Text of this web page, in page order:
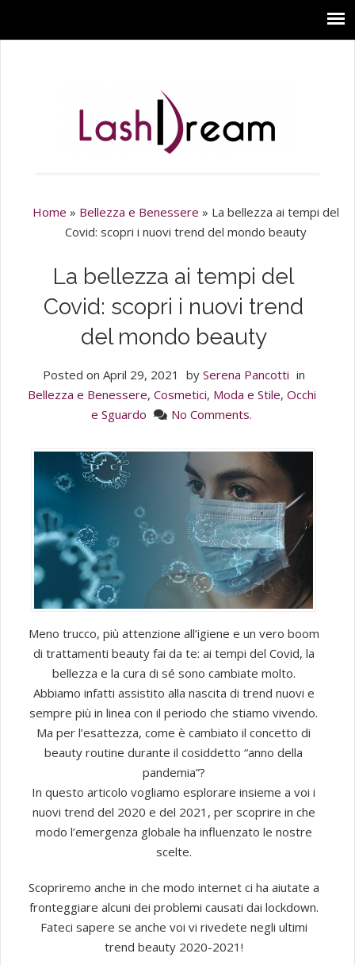
Home » Bellezza e Benessere » La bellezza ai tempi del
Covid: scopri i nuovi trend del mondo beauty
La bellezza ai tempi del
Covid: scopri i nuovi trend
del mondo beauty
Posted on April 29, 2021 by Serena Pancotti in
Bellezza e Benessere, Cosmetici, Moda e Stile, Occhi
e Sguardo
No Comments.
Meno trucco, più attenzione all’igiene e un vero boom
di trattamenti beauty fai da te: ai tempi del Covid, la
bellezza e la cura di sé sono cambiate molto.
Abbiamo infatti assistito alla nascita di trend nuovi e
sempre più in linea con il periodo che stiamo vivendo.
Ma per l’esattezza, come è cambiato il concetto di
beauty routine durante il cosiddetto “anno della
pandemia”?
In questo articolo vogliamo esplorare insieme a voi i
nuovi trend del 2020 e del 2021, per scoprire in che
modo l’emergenza globale ha influenzato le nostre
scelte.
Scopriremo anche in che modo internet ci ha aiutate a
fronteggiare alcuni dei problemi causati dai lockdown.
Fateci sapere se anche voi vi rivedete negli ultimi
trend beauty 2020-2021!